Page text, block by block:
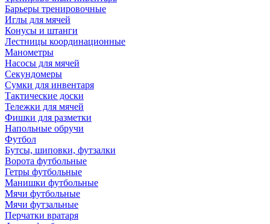
Барьеры тренировочные
Иглы для мячей
Конусы и штанги
Лестницы координационные
Манометры
Насосы для мячей
Секундомеры
Сумки для инвентаря
Тактические доски
Тележки для мячей
Фишки для разметки
Напольные обручи
Футбол
Бутсы, шиповки, футзалки
Ворота футбольные
Гетры футбольные
Манишки футбольные
Мячи футбольные
Мячи футзальные
Перчатки вратаря